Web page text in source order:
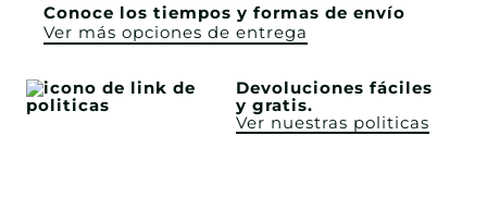
Conoce los tiempos y formas de envío
Ver más opciones de entrega
Devoluciones fáciles
y gratis.
Ver nuestras politicas